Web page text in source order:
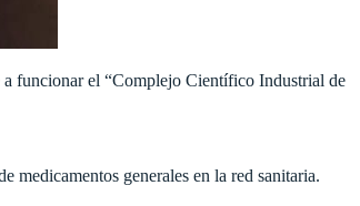
a funcionar el “Complejo Científico Industrial de
medicamentos generales en la red sanitaria.